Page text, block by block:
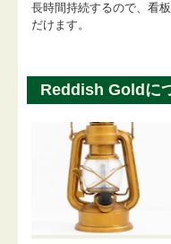
長時間持続するので、看
だけます。
Reddish Goldに